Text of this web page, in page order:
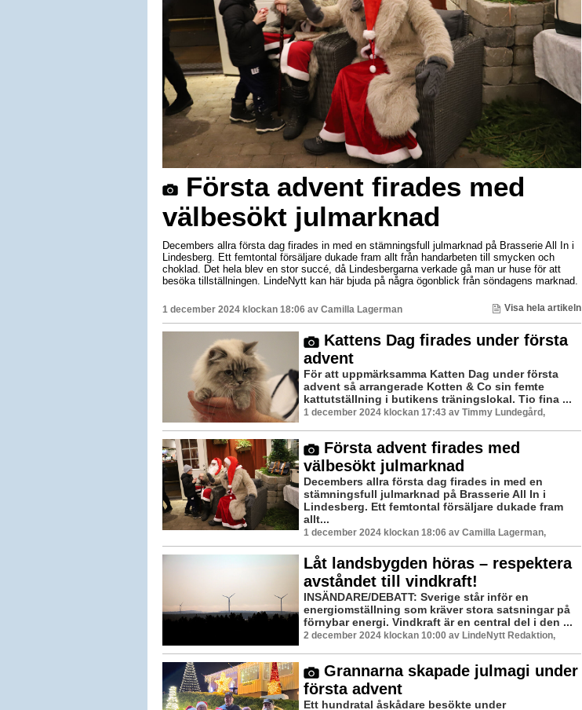
Första advent firades med
välbesökt julmarknad
Decembers allra första dag firades in med en stämningsfull julmarknad på Brasserie All In i
Lindesberg. Ett femtontal försäljare dukade fram allt från handarbeten till smycken och
choklad. Det hela blev en stor succé, då Lindesbergarna verkade gå man ur huse för att
besöka tillställningen. LindeNytt kan här bjuda på några ögonblick från söndagens marknad.
1 december 2024 klockan 18:06 av Camilla Lagerman Visa hela artikeln
Kattens Dag firades under första
advent
För att uppmärksamma Katten Dag under första
advent så arrangerade Kotten & Co sin femte
kattutställning i butikens träningslokal. Tio fina ...
1 december 2024 klockan 17:43 av Timmy Lundegård,
Första advent firades med
välbesökt julmarknad
Decembers allra första dag firades in med en
stämningsfull julmarknad på Brasserie All In i
Lindesberg. Ett femtontal försäljare dukade fram
allt...
1 december 2024 klockan 18:06 av Camilla Lagerman,
Låt landsbygden höras – respektera
avståndet till vindkraft!
INSÄNDARE/DEBATT: Sverige står inför en
energiomställning som kräver stora satsningar på
förnybar energi. Vindkraft är en central del i den ...
2 december 2024 klockan 10:00 av LindeNytt Redaktion,
Grannarna skapade julmagi under
första advent
Ett hundratal åskådare besökte under